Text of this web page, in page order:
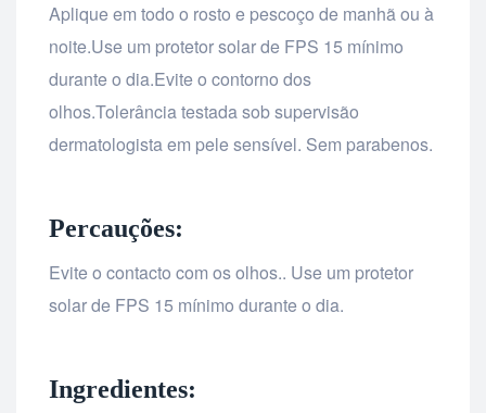
Aplique em todo o rosto e pescoço de manhã ou à
noite.Use um protetor solar de FPS 15 mínimo
durante o dia.Evite o contorno dos
olhos.Tolerância testada sob supervisão
dermatologista em pele sensível. Sem parabenos.
Percauções:
Evite o contacto com os olhos.. Use um protetor
solar de FPS 15 mínimo durante o dia.
Ingredientes: